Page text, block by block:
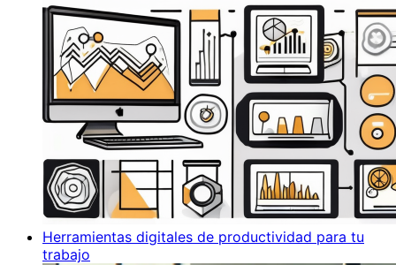
Herramientas digitales de productividad para tu
trabajo